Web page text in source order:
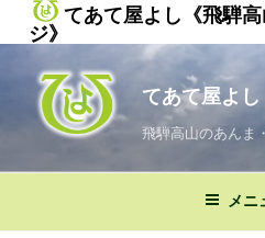
てあて屋よし《飛騨
ジ》
てあて屋よし
飛騨高山のあんま
メニ